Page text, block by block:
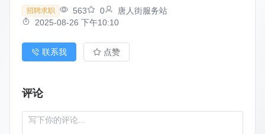
招聘求职 563 0
唐人街服务站
2025-08-26 下午10:10
联系我 点赞
评论